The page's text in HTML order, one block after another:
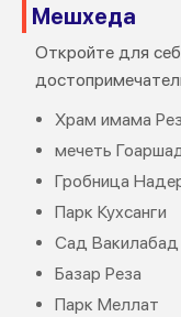
Мешхеда
Откройте для
Храм имама
мечеть
Гробница
Парк Кухсанги
Сад Вакилабад
Базар Реза
Парк Меллат